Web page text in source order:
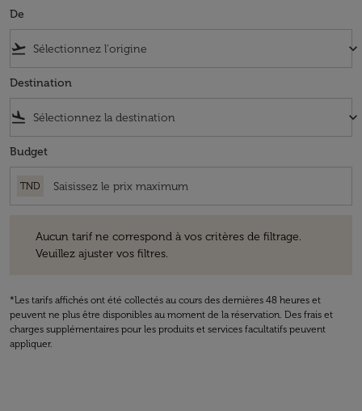
De
flight_takeoff keyboard_arrow_down
Destination
flight_land keyboard_arrow_down
Budget
TND
Aucun tarif ne correspond à vos critères de filtrage.
Veuillez ajuster vos filtres.
*Les tarifs affichés ont été collectés au cours des dernières 48 heures et
peuvent ne plus être disponibles au moment de la réservation. Des frais et
charges supplémentaires pour les produits et services facultatifs peuvent
appliquer.